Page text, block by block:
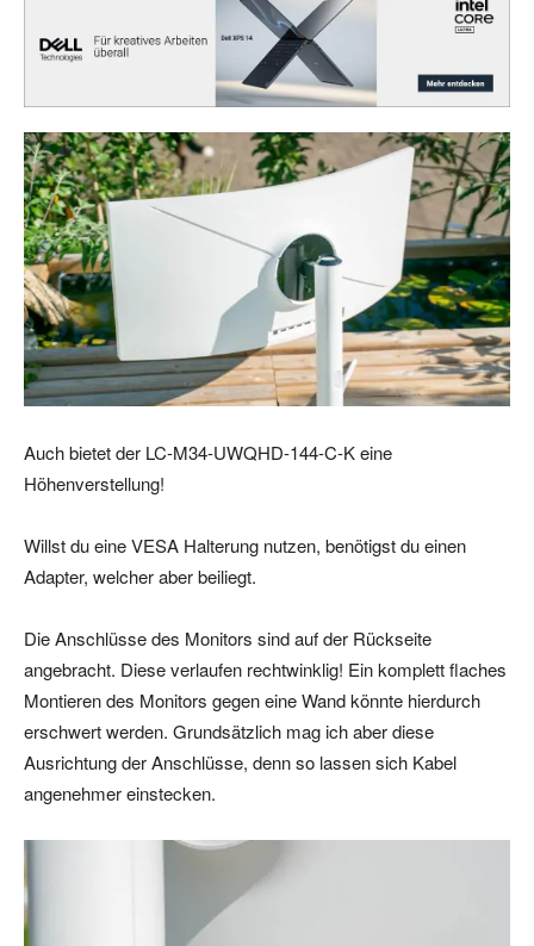
Auch bietet der LC-M34-UWQHD-144-C-K eine
Höhenverstellung!
Willst du eine VESA Halterung nutzen, benötigst du einen
Adapter, welcher aber beiliegt.
Die Anschlüsse des Monitors sind auf der Rückseite
angebracht. Diese verlaufen rechtwinklig! Ein komplett flaches
Montieren des Monitors gegen eine Wand könnte hierdurch
erschwert werden. Grundsätzlich mag ich aber diese
Ausrichtung der Anschlüsse, denn so lassen sich Kabel
angenehmer einstecken.